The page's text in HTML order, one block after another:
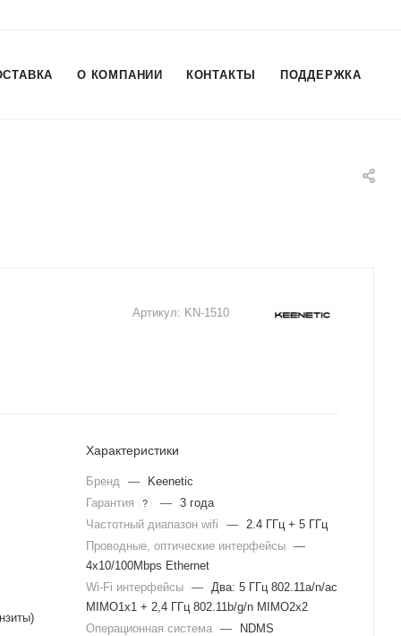
О КОМПАНИИ КОНТАКТЫ ПОДДЕРЖКА
Артикул: KN-1510
Характеристики
Бренд —
Keenetic
Гарантия
? — 3 года
Частотный диапазон wifi
— 2.4 ГГц + 5 ГГц
Проводные, оптические интерфейсы —
4x10/100Mbps Ethernet
Wi-Fi интерфейсы — Два: 5 ГГц 802.11a/n/ac
MIMO1x1 + 2,4 ГГц 802.11b/g/n MIMO2x2
Операционная система — NDMS